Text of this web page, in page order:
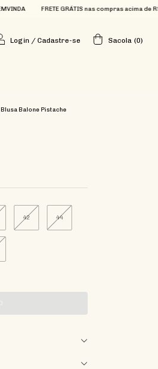
FRETE GRÁTIS nas compras acima de R$699
Login / Cadastre-se Sacola (0)
Blusa Balone Pistache
42 44